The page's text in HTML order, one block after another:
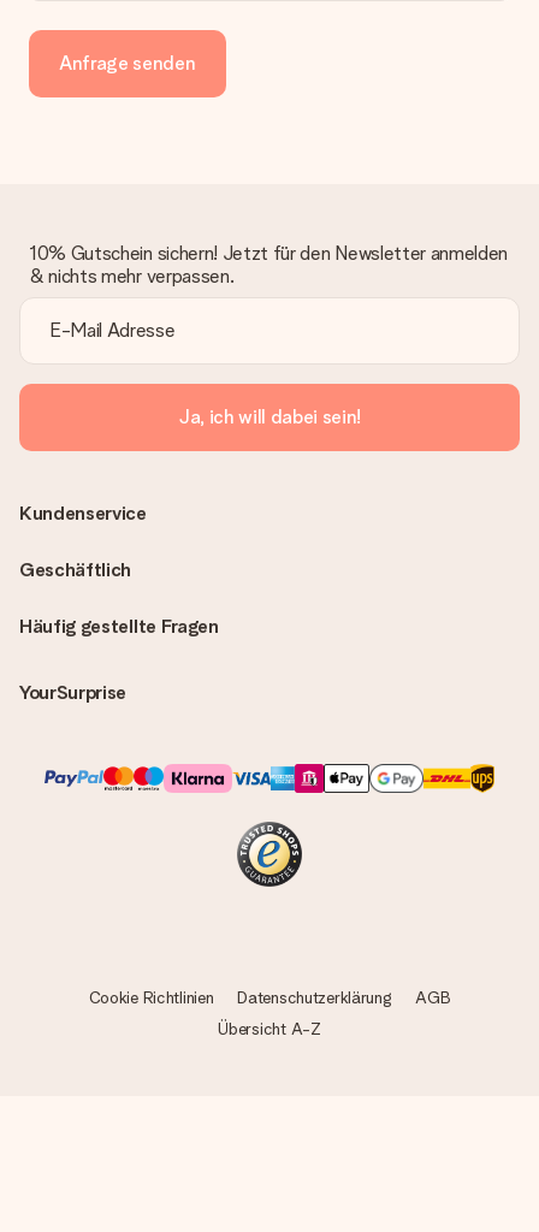
Anfrage senden
10% Gutschein sichern! Jetzt für den Newsletter anmelden
& nichts mehr verpassen.
Ja, ich will dabei sein!
Häufig gestellte Fragen
YourSurprise
Kundenservice
Geschäftlich
Cookie Richtlinien Datenschutzerklärung
AGB
Übersicht A-Z